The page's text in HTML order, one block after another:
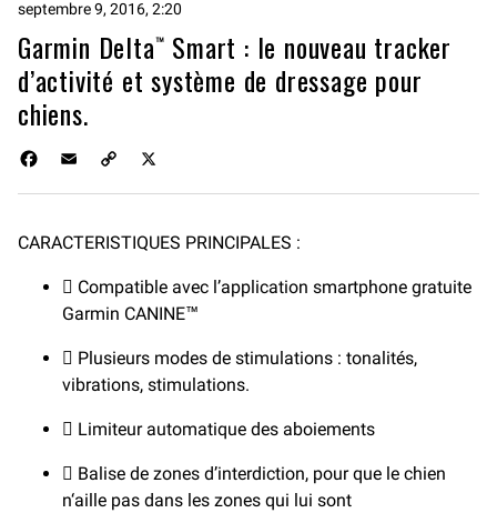
septembre 9, 2016, 2:20
Garmin Delta™ Smart : le nouveau tracker
d’activité et système de dressage pour
chiens.
b
o
L
n
k
CARACTERISTIQUES PRINCIPALES :
 Compatible avec l’application smartphone gratuite
Garmin CANINE™
 Plusieurs modes de stimulations : tonalités,
vibrations, stimulations.
 Limiteur automatique des aboiements
 Balise de zones d’interdiction, pour que le chien
n‘aille pas dans les zones qui lui sont